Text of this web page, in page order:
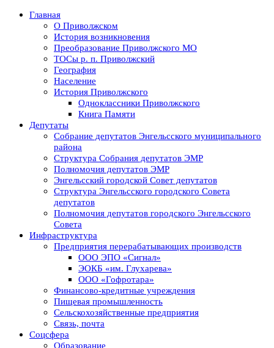
Главная
О Приволжском
История возникновения
Преобразование Приволжского МО
ТОСы р. п. Приволжский
География
Население
История Приволжского
Одноклассники Приволжского
Книга Памяти
Депутаты
Собрание депутатов Энгельсского муниципального
района
Структура Собрания депутатов ЭМР
Полномочия депутатов ЭМР
Энгельсский городской Совет депутатов
Структура Энгельсского городского Совета
депутатов
Полномочия депутатов городского Энгельсского
Совета
Инфраструктура
Предприятия перерабатывающих производств
ООО ЭПО «Сигнал»
ЭОКБ «им. Глухарева»
ООО «Гофротара»
Финансово-кредитные учреждения
Пищевая промышленность
Сельскохозяйственные предприятия
Связь, почта
Соцсфера
Образование